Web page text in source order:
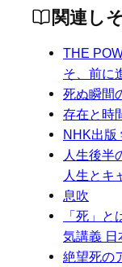
関連し
THE
そ、前に
死ぬ瞬間
存在と時
NHK出版
人生後半
人生とキ
息吹
「死」
気講義 日
絶望死の